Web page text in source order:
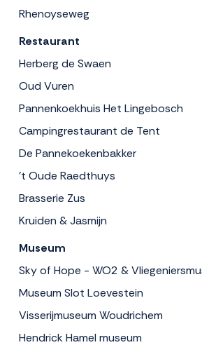
Rhenoyseweg
Restaurant
Herberg de Swaen
Oud Vuren
Pannenkoekhuis Het Lingebosch
Campingrestaurant de Tent
De Pannekoekenbakker
't Oude Raedthuys
Brasserie Zus
Kruiden & Jasmijn
Museum
Sky of Hope - WO2 &
Museum Slot Loevestein
Visserijmuseum Woudrichem
Hendrick Hamel museum